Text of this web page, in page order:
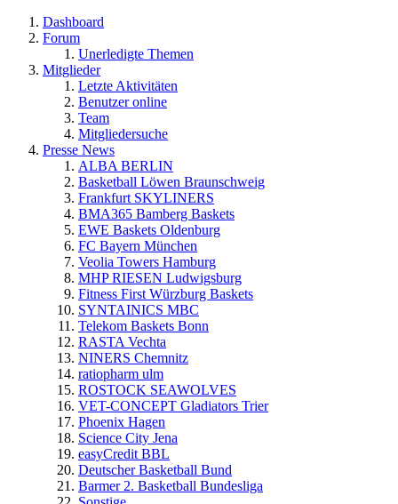
Dashboard
Forum
Unerledigte Themen
Mitglieder
Letzte Aktivitäten
Benutzer online
Team
Mitgliedersuche
Presse News
ALBA BERLIN
Basketball Löwen Braunschweig
Frankfurt SKYLINERS
BMA365 Bamberg Baskets
EWE Baskets Oldenburg
FC Bayern München
Veolia Towers Hamburg
MHP RIESEN Ludwigsburg
Fitness First Würzburg Baskets
SYNTAINICS MBC
Telekom Baskets Bonn
RASTA Vechta
NINERS Chemnitz
ratiopharm ulm
ROSTOCK SEAWOLVES
VET-CONCEPT Gladiators Trier
Phoenix Hagen
Science City Jena
easyCredit BBL
Deutscher Basketball Bund
Barmer 2. Basketball Bundesliga